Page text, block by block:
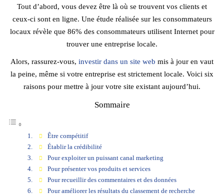
Tout d’abord, vous devez être là où se trouvent vos clients et
ceux-ci sont en ligne. Une étude réalisée sur les consommateurs
locaux révèle que 86% des consommateurs utilisent Internet pour
trouver une entreprise locale.
Alors, rassurez-vous, investir dans un site web mis à jour en vaut
la peine, même si votre entreprise est strictement locale. Voici six
raisons pour mettre à jour votre site existant aujourd’hui.
Sommaire
Être compétitif
Établir la crédibilité
Pour exploiter un puissant canal marketing
Pour présenter vos produits et services
Pour recueillir des commentaires et des données
Pour améliorer les résultats du classement de recherche